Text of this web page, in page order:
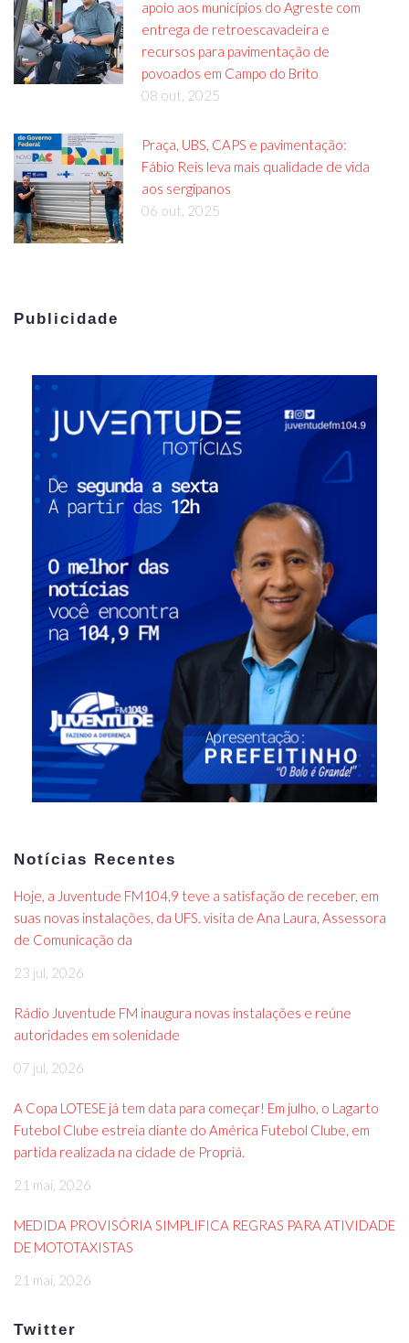
apoio aos municípios do Agreste com
entrega de retroescavadeira e
recursos para pavimentação de
povoados em Campo do Brito
08 out, 2025
Praça, UBS, CAPS e pavimentação:
Fábio Reis leva mais qualidade de vida
aos sergipanos
06 out, 2025
Publicidade
Notícias Recentes
Hoje, a Juventude FM104,9 teve a satisfação de receber, em
suas novas instalações, da UFS. visita de Ana Laura, Assessora
de Comunicação da
23 jul, 2026
Rádio Juventude FM inaugura novas instalações e reúne
autoridades em solenidade
07 jul, 2026
A Copa LOTESE já tem data para começar! Em julho, o Lagarto
Futebol Clube estreia diante do América Futebol Clube, em
partida realizada na cidade de Propriá.
21 mai, 2026
MEDIDA PROVISÓRIA SIMPLIFICA REGRAS PARA ATIVIDADE
DE MOTOTAXISTAS
21 mai, 2026
Twitter